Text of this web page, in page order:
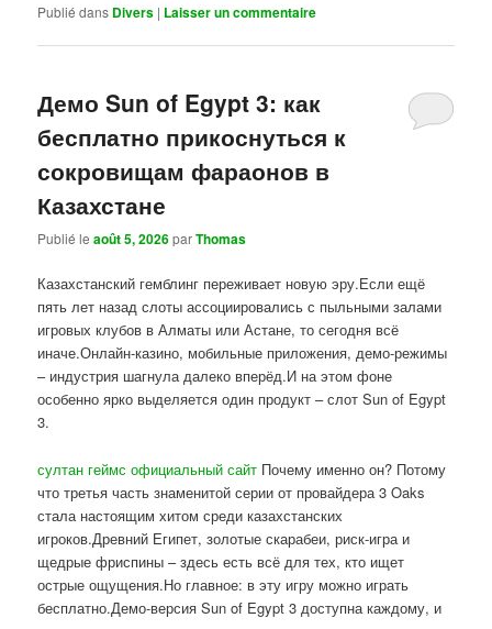
Publié dans Divers | Laisser un commentaire
Демо Sun of Egypt 3: как
бесплатно прикоснуться к
сокровищам фараонов в
Казахстане
Publié leaoût 5, 2026parThomas
Казахстанский гемблинг переживает новую эру.Если ещё
пять лет назад слоты ассоциировались с пыльными залами
игровых клубов в Алматы или Астане, то сегодня всё
иначе.Онлайн-казино, мобильные приложения, демо-режимы
– индустрия шагнула далеко вперёд.И на этом фоне
особенно ярко выделяется один продукт – слот Sun of Egypt
3.
султан геймс официальный сайт Почему именно он? Потому
что третья часть знаменитой серии от провайдера 3 Oaks
стала настоящим хитом среди казахстанских
игроков.Древний Египет, золотые скарабеи, риск-игра и
щедрые фриспины – здесь есть всё для тех, кто ищет
острые ощущения.Но главное: в эту игру можно играть
бесплатно.Демо-версия Sun of Egypt 3 доступна каждому, и